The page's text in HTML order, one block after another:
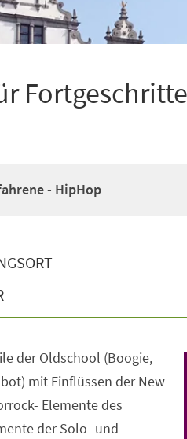
- HipHop
der Oldschool (Boogie,
mit Einflüssen der New
Elemente des
der Solo- und